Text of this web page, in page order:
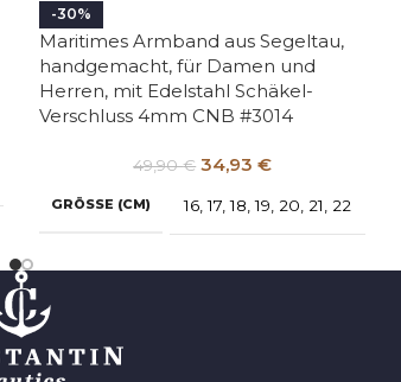
-30%
Maritimes Armband aus Segeltau,
handgemacht, für Damen und
Herren, mit Edelstahl Schäkel-
Verschluss 4mm CNB #3014
49,90€ 34,93€
GRÖSSE (CM) 16,17,18,19, 20, 21, 22